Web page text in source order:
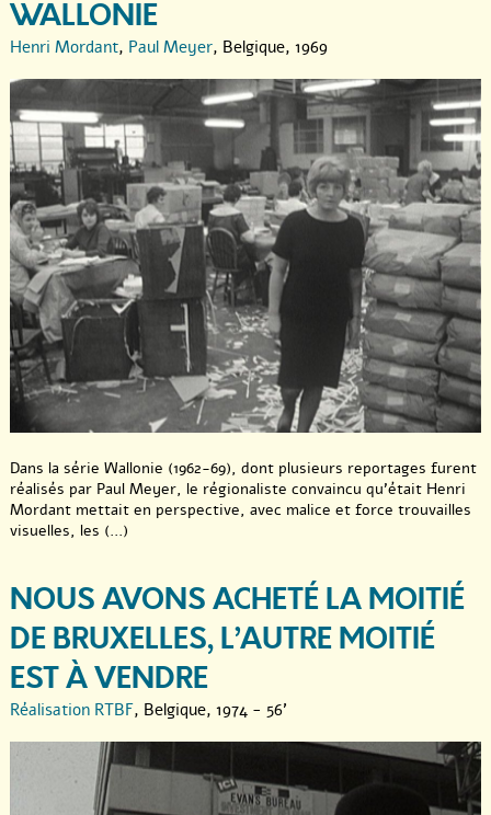
WALLONIE
Henri Mordant, Paul Meyer, Belgique, 1969
Dans la série Wallonie (1962-69), dont plusieurs reportages furent
réalisés par Paul Meyer, le régionaliste convaincu qu’était Henri
Mordant mettait en perspective, avec malice et force trouvailles
visuelles, les (...)
NOUS AVONS ACHETÉ LA MOITIÉ
DE BRUXELLES, L’AUTRE MOITIÉ
EST À VENDRE
Réalisation RTBF, Belgique, 1974 - 56'